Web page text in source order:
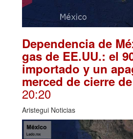
Dependencia de
gas de EE.UU.: el
importado y un
merced de cierre
20:20
Aristegui Noticias